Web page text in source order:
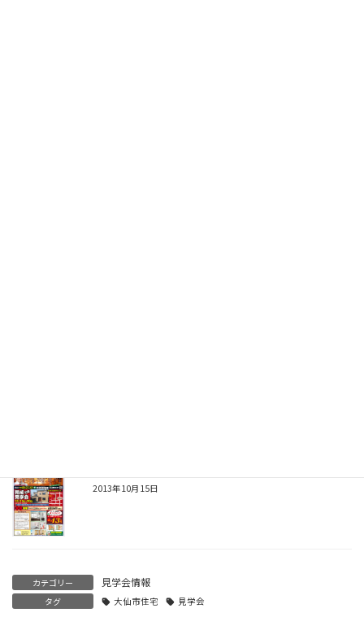
2013年10月15日
カテゴリー 見学会情報
タグ 大仙市住宅 見学会